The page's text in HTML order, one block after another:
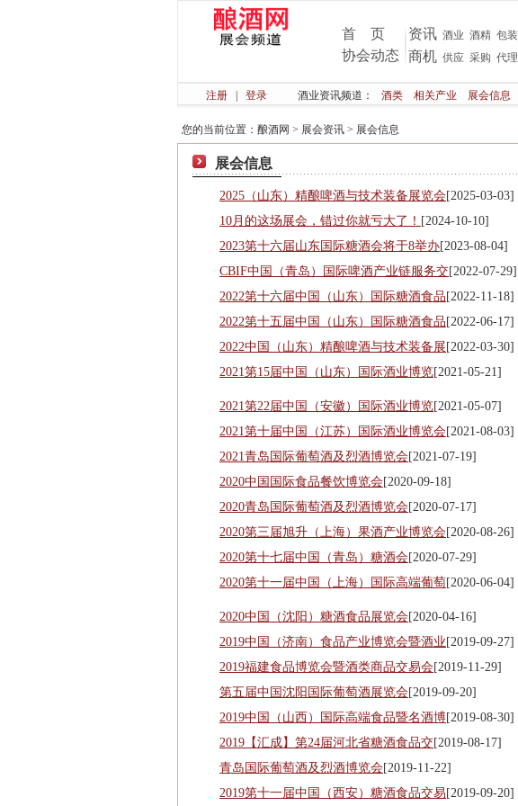
首 页
协会动态
资讯 酒业 酒精 包装
商机 供应 采购 代理
注册 登录 酒业资讯频道： 酒类 相关产业 展会信息
您的当前位置： 酿酒网 > 展会资讯 > 展会信息
展会信息
2025（山东）精酿啤酒与技术装备展览会[2025-03-03]
10月的这场展会，错过你就亏大了！ [2024-10-10]
2023第十六届山东国际糖酒会将于8举办[2023-08-04]
CBIF中国（青岛）国际啤酒产业链服务交[2022-07-29]
2022第十六届中国（山东）国际糖酒食品 [2022-11-18]
2022第十五届中国（山东）国际糖酒食品 [2022-06-17]
2022中国（山东）精酿啤酒与技术装备展 [2022-03-30]
2021第15届中国（山东）国际酒业博览[2021-05-21]
2021第22届中国（安徽）国际酒业博览[2021-05-07]
2021第十届中国（江苏）国际酒业博览会[2021-08-03]
2021青岛国际葡萄酒及烈酒博览会[2021-07-19]
2020中国国际食品餐饮博览会[2020-09-18]
2020青岛国际葡萄酒及烈酒博览会[2020-07-17]
2020第三届旭升（上海）果酒产业博览会[2020-08-26]
2020第十七届中国（青岛）糖酒会[2020-07-29]
2020第十一届中国（上海）国际高端葡萄[2020-06-04]
2020中国（沈阳）糖酒食品展览会[2020-04-16]
2019中国（济南）食品产业博览会暨酒业 [2019-09-27]
2019福建食品博览会暨酒类商品交易会[2019-11-29]
第五届中国沈阳国际葡萄酒展览会[2019-09-20]
2019中国（山西）国际高端食品暨名酒博[2019-08-30]
2019【汇成】第24届河北省糖酒食品交[2019-08-17]
青岛国际葡萄酒及烈酒博览会[2019-11-22]
2019第十一届中国（西安）糖酒食品交易 [2019-09-20]